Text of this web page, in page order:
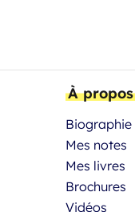
À propos
Biographie
Mes notes
Mes livres
Brochures
Vidéos